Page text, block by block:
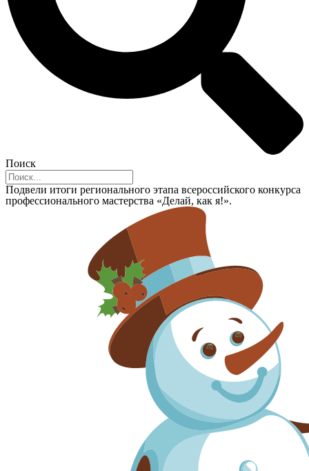
Поиск
Подвели итоги регионального этапа всероссийского конкурса
профессионального мастерства «Делай, как я!».